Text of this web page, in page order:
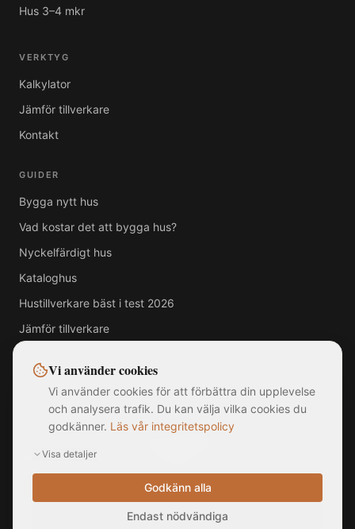
Hus 3–4 mkr
VERKTYG
Kalkylator
Jämför tillverkare
Kontakt
GUIDER
Bygga nytt hus
Vad kostar det att bygga hus?
Nyckelfärdigt hus
Kataloghus
Hustillverkare bäst i test 2026
Jämför tillverkare
Alla varumärken, logotyper och företagsnamn som visas på denna
webbplats tillhör respektive ägare. MittNyaHus.se är en oberoende
jämförelsetjänst utan officiell koppling till, samarbete med eller
och kan avvika från faktiska produkter. Informationen på webbplatsen
är sammanställd från offentligt tillgängliga källor och ska inte betraktas
som rådgivning.
©2026MittNyaHus.se — Alla rättigheter förbehållna|Integritetspolicy
Vi använder cookies
Vi använder cookies för att förbättra din upplevelse
och analysera trafik. Du kan välja vilka cookies du
godkänner. Läs vår integritetspolicy
Visa detaljer
Godkänn alla
Endast nödvändiga